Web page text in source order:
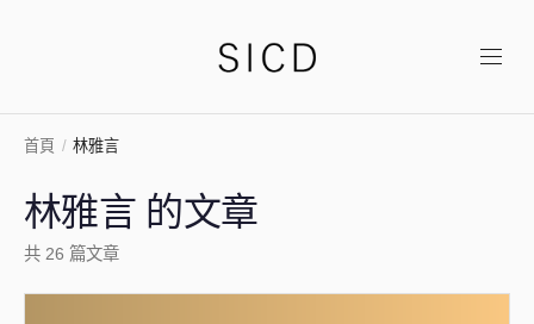
首頁 / 林雅言
林雅言 的文章
共 26 篇文章